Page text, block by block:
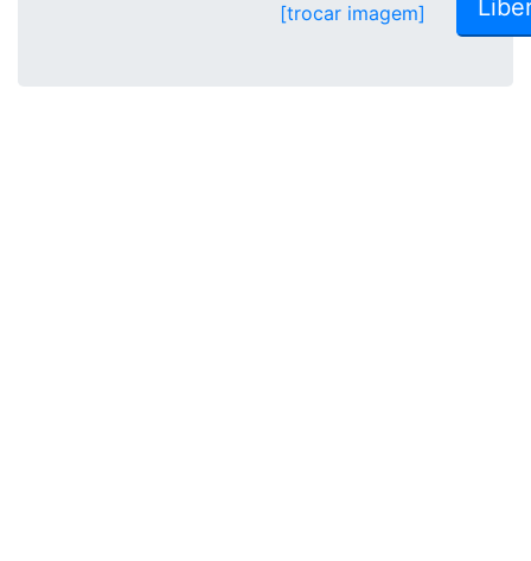
[trocar imagem]